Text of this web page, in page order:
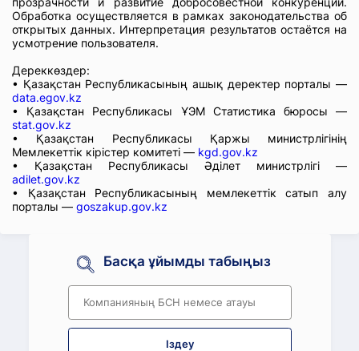
Обработка осуществляется в рамках законодательства об
открытых данных. Интерпретация результатов остаётся на
усмотрение пользователя.
Дереккөздер:
• Қазақстан Республикасының ашық деректер порталы —
data.egov.kz
• Қазақстан Республикасы ҰЭМ Статистика бюросы —
stat.gov.kz
• Қазақстан Республикасы Қаржы министрлігінің
Мемлекеттік кірістер комитеті — kgd.gov.kz
• Қазақстан Республикасы Әділет министрлігі —
adilet.gov.kz
• Қазақстан Республикасының мемлекеттік сатып алу
порталы — goszakup.gov.kz
Басқа ұйымды табыңыз
Іздеу